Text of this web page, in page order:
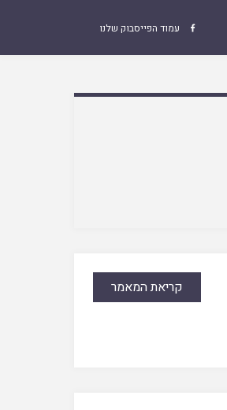
 עמוד הפייסבוק שלנו
קריאת המאמר